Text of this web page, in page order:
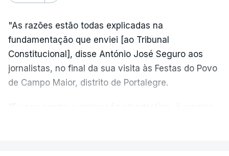
"As razões estão todas explicadas na
fundamentação que enviei [ao Tribunal
Constitucional], disse António José Seguro aos
jornalistas, no final da sua visita às Festas do Povo
de Campo Maior, distrito de Portalegre.